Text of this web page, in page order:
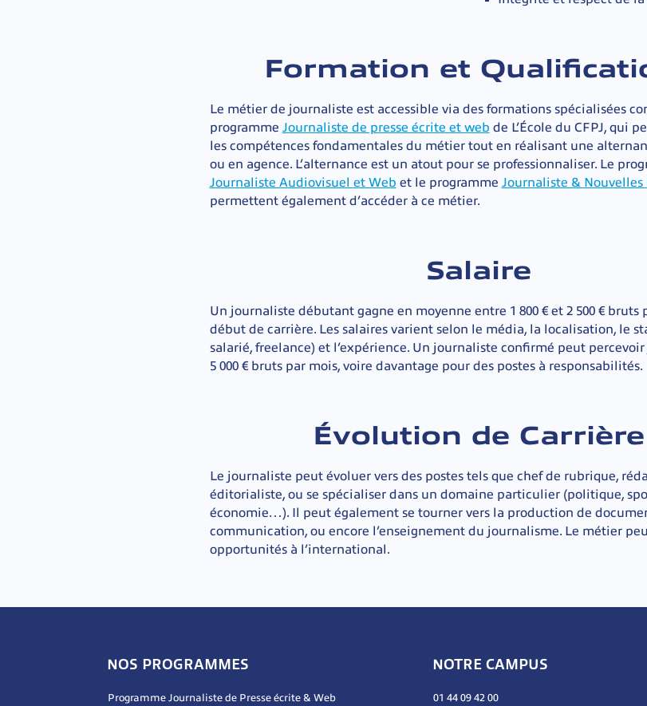
Formation et
Le métier de journaliste est accessible via des formations spécialisées
programme Journaliste de presse écrite et web de L’École du CFPJ, qui
les compétences fondamentales du métier tout en réalisant une
ou en agence. L’alternance est un atout pour se professionnaliser. Le
Journaliste Audiovisuel et Web et le programme Journaliste & Nouvelles
permettent également d’accéder à ce métier.
Salaire
Un journaliste débutant gagne en moyenne entre 1 800 € et 2 500 € bruts
début de carrière. Les salaires varient selon le média, la localisation, le
salarié, freelance) et l’expérience. Un journaliste confirmé peut percevoir
5 000 € bruts par mois, voire davantage pour des postes à responsabilités.
Évolution de Carrière
Le journaliste peut évoluer vers des postes tels que chef de rubrique,
éditorialiste, ou se spécialiser dans un domaine particulier (politique,
économie…). Il peut également se tourner vers la production de
communication, ou encore l’enseignement du journalisme. Le métier
opportunités à l’international.
NOS PROGRAMMES
Programme Journaliste de Presse écrite & Web
NOTRE CAMPUS
01 44 09 42 00